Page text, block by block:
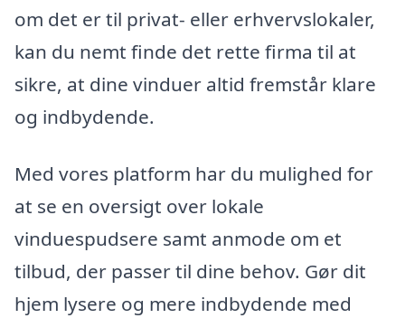
om det er til privat- eller erhvervslokaler,
kan du nemt finde det rette firma til at
sikre, at dine vinduer altid fremstår klare
og indbydende.
Med vores platform har du mulighed for
at se en oversigt over lokale
vinduespudsere samt anmode om et
tilbud, der passer til dine behov. Gør dit
hjem lysere og mere indbydende med